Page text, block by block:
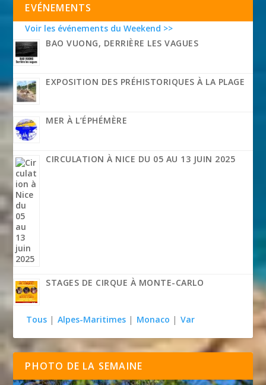
EVÉNEMENTS
Voir les événements du Weekend >>
BAO VUONG, DERRIÈRE LES VAGUES
EXPOSITION DES PRÉHISTORIQUES À LA PLAGE
MER À L’ÉPHÉMÈRE
CIRCULATION À NICE DU 05 AU 13 JUIN 2025
STAGES DE CIRQUE À MONTE-CARLO
Tous | Alpes-Maritimes | Monaco | Var
PHOTO DE LA SEMAINE